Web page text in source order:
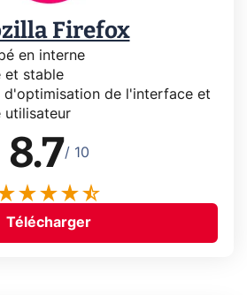
Firefox
en interne
et stable
d'optimisation de l'interface et
utilisateur
8.7/ 10
Télécharger